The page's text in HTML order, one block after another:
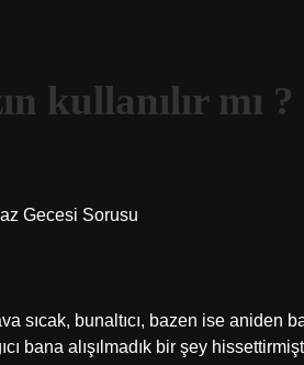
kullanılır mı ?
Gecesi Sorusu
sıcak, bunaltıcı, bazen ise aniden
bana alışılmadık bir şey